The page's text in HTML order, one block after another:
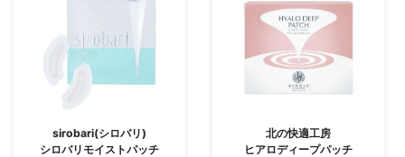
sirobari(シロバリ)
シロバリモイストパッチ
北の快適工房
ヒアロディープパッチ